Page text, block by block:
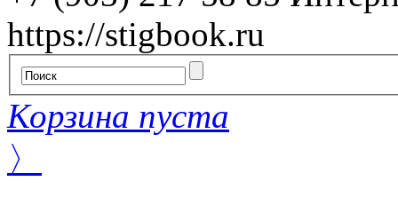
https://stigbook.ru
Корзина пуста
〉